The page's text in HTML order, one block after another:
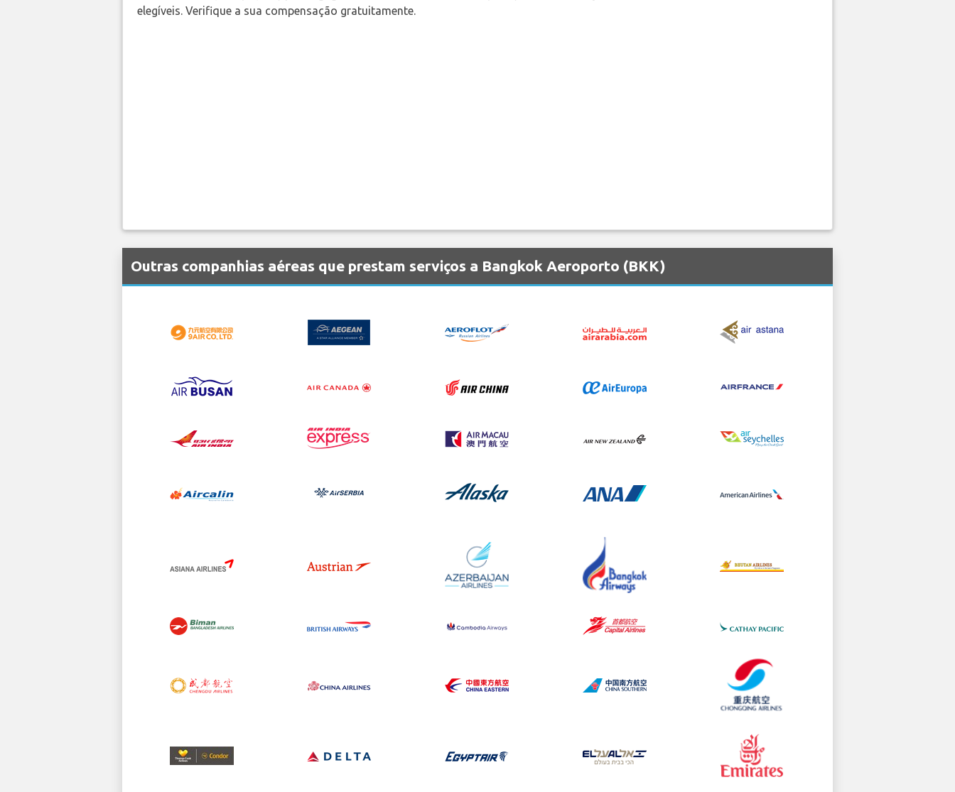
elegíveis. Verifique a sua compensação gratuitamente.
Outras companhias aéreas que prestam serviços a Bangkok Aeroporto (BKK)